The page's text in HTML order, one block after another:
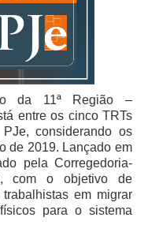
e de Tabelas
Judiciária e Ciência de
Grau
da 11ª Região –
entre os cinco TRTs
considerando os
de 2019. Lançado em
pela Corregedoria-
com o objetivo de
em migrar
para o sistema